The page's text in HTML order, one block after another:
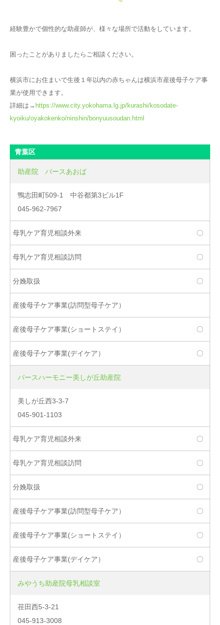
経験豊かで個性的な助産師が、様々な場所で活動をしています。
困ったことがありましたらご相談ください。
横浜市にお住まいで生後１年以内の赤ちゃんは横浜市産後母子ケア事
業が使用できます。
詳細は→ https://www.city.yokohama.lg.jp/kurashi/kosodate-
kyoiku/oyakokenko/ninshin/bonyuusoudan.html
青葉区
助産院 バースあおば
鴨志田町509-1 中谷都第3ビル1F
045-962-7967
〇
〇
〇
〇
〇
バースハーモニー美しが丘助産院
美しが丘西3-3-7
045-901-1103
〇
〇
〇
〇
〇
〇
みやうち助産院母乳相談室
荏田西5-3-21
045-913-3008